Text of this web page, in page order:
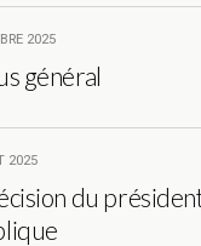
2025
général
2025
du